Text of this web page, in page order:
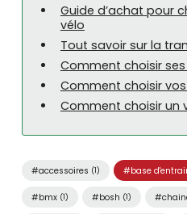
Guide d’achat pour
vélo
Tout savoir sur la
Comment choisir
Comment choisir
Comment choisir un
#accessoires (1) #base
#bmx (1) #bosh (1)